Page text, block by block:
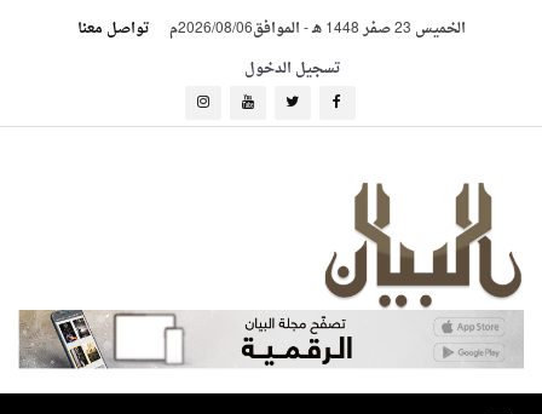
الخميس 23 صفر 1448 هـ -الموافق2026/08/06م
تواصل معنا
تسجيل الدخول